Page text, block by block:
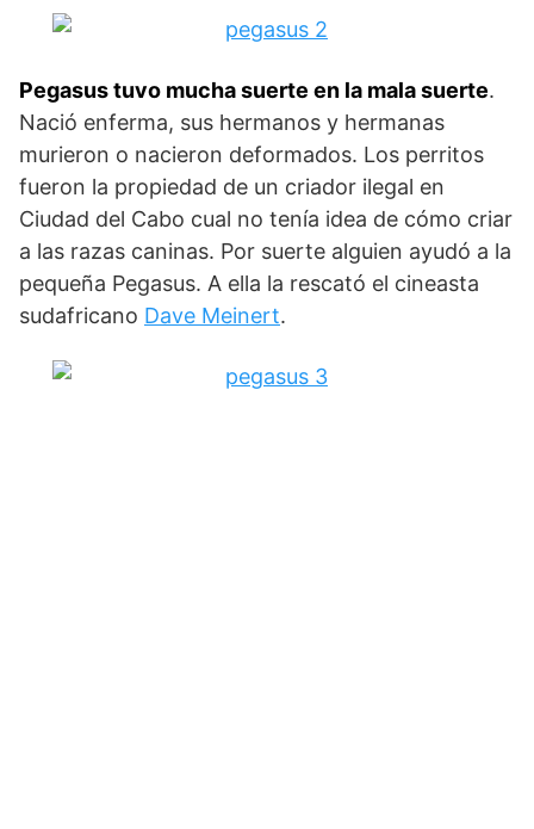
Pegasus tuvo mucha suerte en la mala suerte.
Nació enferma, sus hermanos y hermanas
murieron o nacieron deformados. Los perritos
fueron la propiedad de un criador ilegal en
Ciudad del Cabo cual no tenía idea de cómo criar
a las razas caninas. Por suerte alguien ayudó a la
pequeña Pegasus. A ella la rescató el cineasta
sudafricano Dave Meinert.